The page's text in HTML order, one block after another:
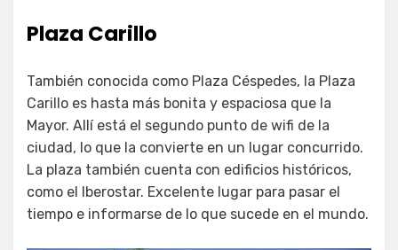
Plaza Carillo
También conocida como Plaza Céspedes, la Plaza
Carillo es hasta más bonita y espaciosa que la
Mayor. Allí está el segundo punto de wifi de la
ciudad, lo que la convierte en un lugar concurrido.
La plaza también cuenta con edificios históricos,
como el Iberostar. Excelente lugar para pasar el
tiempo e informarse de lo que sucede en el mundo.